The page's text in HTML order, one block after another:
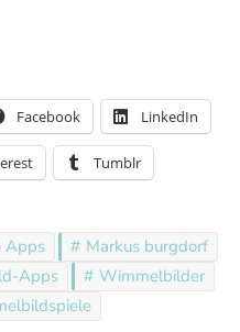
Facebook LinkedIn
Tumblr
Apps
Markus burgdorf
Apps
Wimmelbilder